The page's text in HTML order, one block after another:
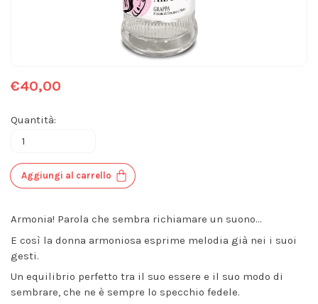
€40,00
Quantità:
Aggiungi al carrello
Armonia! Parola che sembra richiamare un suono…
E così la donna armoniosa esprime melodia già nei i suoi
gesti.
Un equilibrio perfetto tra il suo essere e il suo modo di
sembrare, che ne è sempre lo specchio fedele.